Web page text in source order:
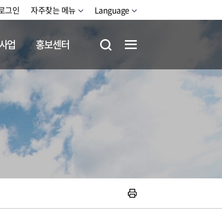
그인 자주찾는 메뉴 Language
업 홍보센터